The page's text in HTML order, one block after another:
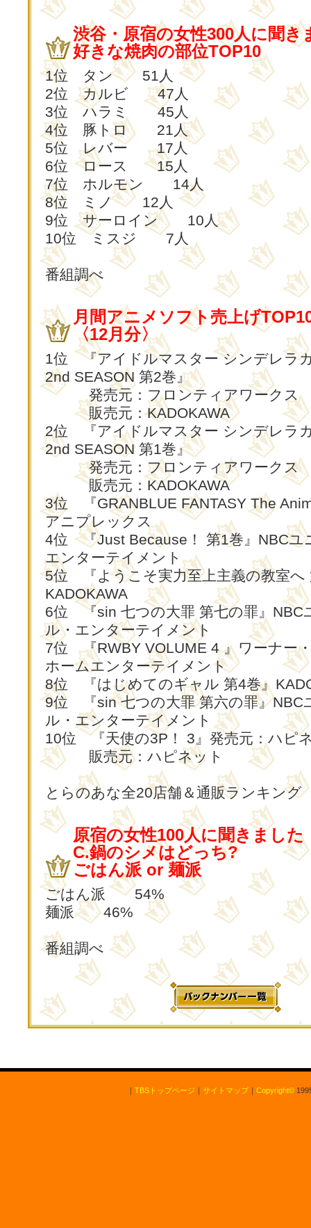
渋谷・原宿の女性300人に聞き
好きな焼肉の部位TOP10
1位 タン 51人
2位 カルビ 47人
3位 ハラミ 45人
4位 豚トロ 21人
5位 レバー 17人
6位 ロース 15人
7位 ホルモン 14人
8位 ミノ 12人
9位 サーロイン 10人
10位 ミスジ 7人
番組調べ
月間アニメソフト売上げ
〈12月分〉
1位 『アイドルマスター シンデレラ
2nd SEASON 第2巻』
発売元：フロンティアワークス
販売元：KADOKAWA
2位 『アイドルマスター シンデレラ
2nd SEASON 第1巻』
発売元：フロンティアワークス
販売元：KADOKAWA
3位 『GRANBLUE FANTASY The
アニプレックス
4位 『Just Because！ 第1巻』NBCユ
エンターテイメント
5位 『ようこそ実力至上主義の教室へ
KADOKAWA
6位 『sin 七つの大罪 第七の罪』NBC
ル・エンターテイメント
7位 『RWBY VOLUME 4 』ワーナー
ホームエンターテイメント
8位 『はじめてのギャル 第4巻』
9位 『sin 七つの大罪 第六の罪』NBC
ル・エンターテイメント
10位 『天使の3P！ 3』発売元：ハピ
販売元：ハピネット
とらのあな全20店舗＆通販ランキン
原宿の女性100人に聞きました
C.鍋のシメはどっち?
ごはん派 or 麺派
ごはん派 54%
麺派 46%
番組調べ
｜ TBSトップページ ｜ サイトマップ｜ Copyright©